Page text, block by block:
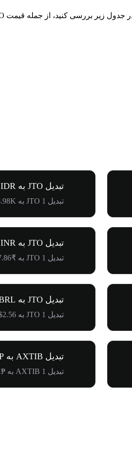
تبدیل JTO به IDR
تبدیل 1 JTO به Rp8.98K
تبدیل JTO به INR
تبدیل 1 JTO به ₹47.86
تبدیل JTO به BRL
تبدیل 1 JTO به R$2.56
تبدیل AXTIB به PHP
تبدیل 1 AXTIB به ₱5.49K